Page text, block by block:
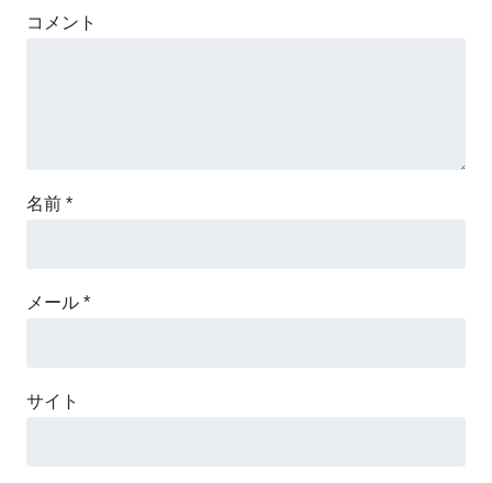
コメント
名前 *
メール *
サイト